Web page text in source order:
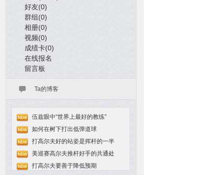
好友(0)
群组(0)
相册(0)
视频(0)
成绩卡(0)
在线报名
留言板
Ta的博客
伍兹眼中“世界上最好的教练”
如何在树下打出低弹道球
打高尔夫好的站姿是挥杆的一半
美巡赛高尔夫推杆好手的共通处
打高尔夫要善于降低预期